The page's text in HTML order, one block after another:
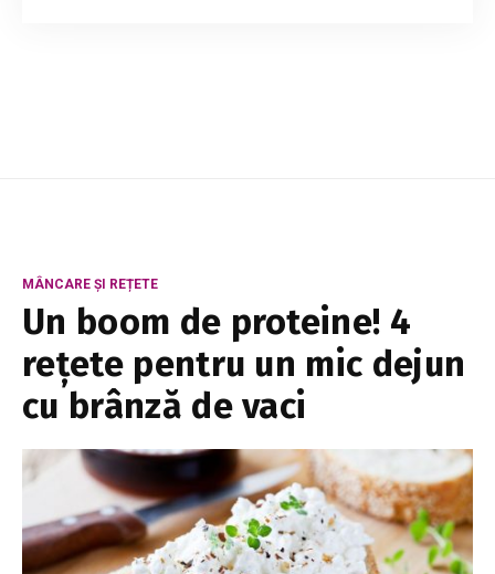
MÂNCARE ȘI REȚETE
Un boom de proteine! 4
rețete pentru un mic dejun
cu brânză de vaci